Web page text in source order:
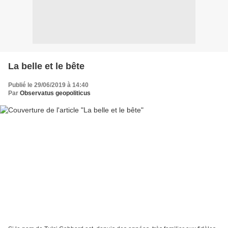
La belle et le bête
Publié le 29/06/2019 à 14:40
Par Observatus geopoliticus